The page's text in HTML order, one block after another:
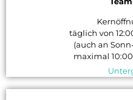
täglich von
(auch an
maximal